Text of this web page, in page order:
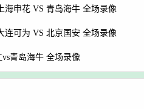
海申花 VS 青岛海牛 全场录像
连可为 VS 北京国安 全场录像
青岛海牛 全场录像